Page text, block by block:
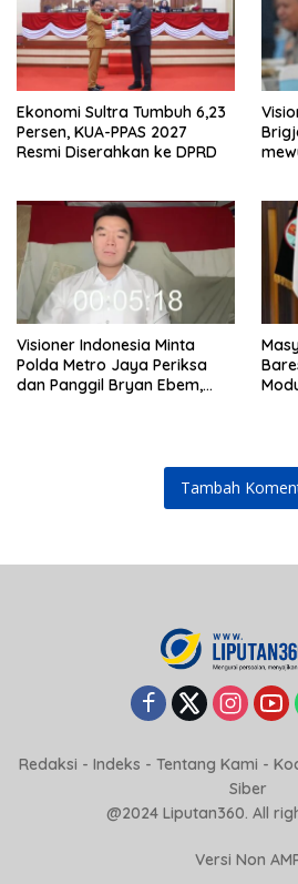
Ekonomi Sultra Tumbuh 6,23
Persen, KUA-PPAS 2027
Resmi Diserahkan ke DPRD
Visioner Indonesia Minta
Polda Metro Jaya Periksa
dan Panggil Bryan Ebem,
Tambah
Redaksi - Indeks - Tentang Kami -
Siber
@2024 Liputan360. All
Versi Non